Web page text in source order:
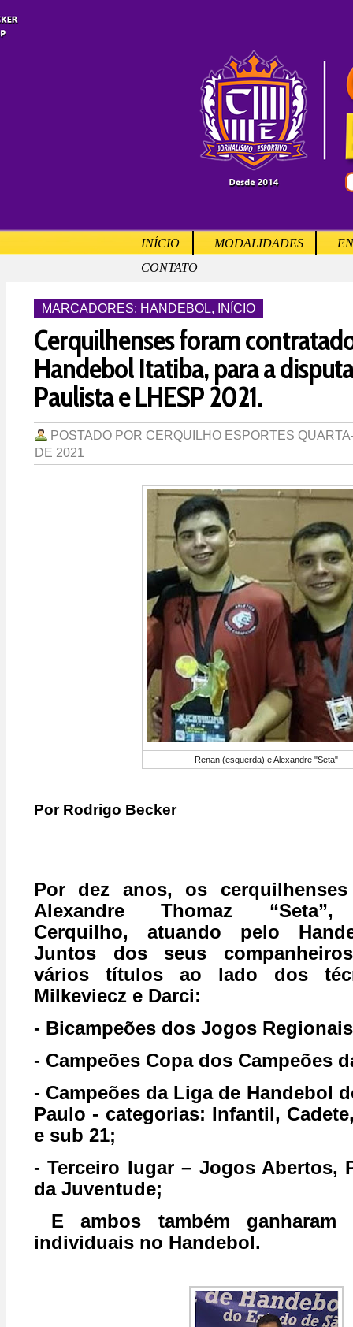
INÍCIO MODALIDADES
CONTATO
MARCADORES: HANDEBOL, INÍCIO
Cerquilhenses foram
Handebol Itatiba, para a
Paulista e LHESP 2021.
POSTADO POR CERQUILHO ESPORTES
DE 2021
Renan (esquerda) e Alexandre "Seta"
Por Rodrigo Becker
Por dez anos, os
Alexandre Thomaz “Seta”,
Cerquilho, atuando pelo
Juntos dos seus
vários títulos ao lado dos
Milkeviecz e Darci:
- Bicampeões dos Jogos
- Campeões Copa dos Campeões
- Campeões da Liga de Handebol
Paulo - categorias: Infantil,
e sub 21;
- Terceiro lugar – Jogos Abertos,
da Juventude;
E ambos também ganharam
individuais no Handebol.